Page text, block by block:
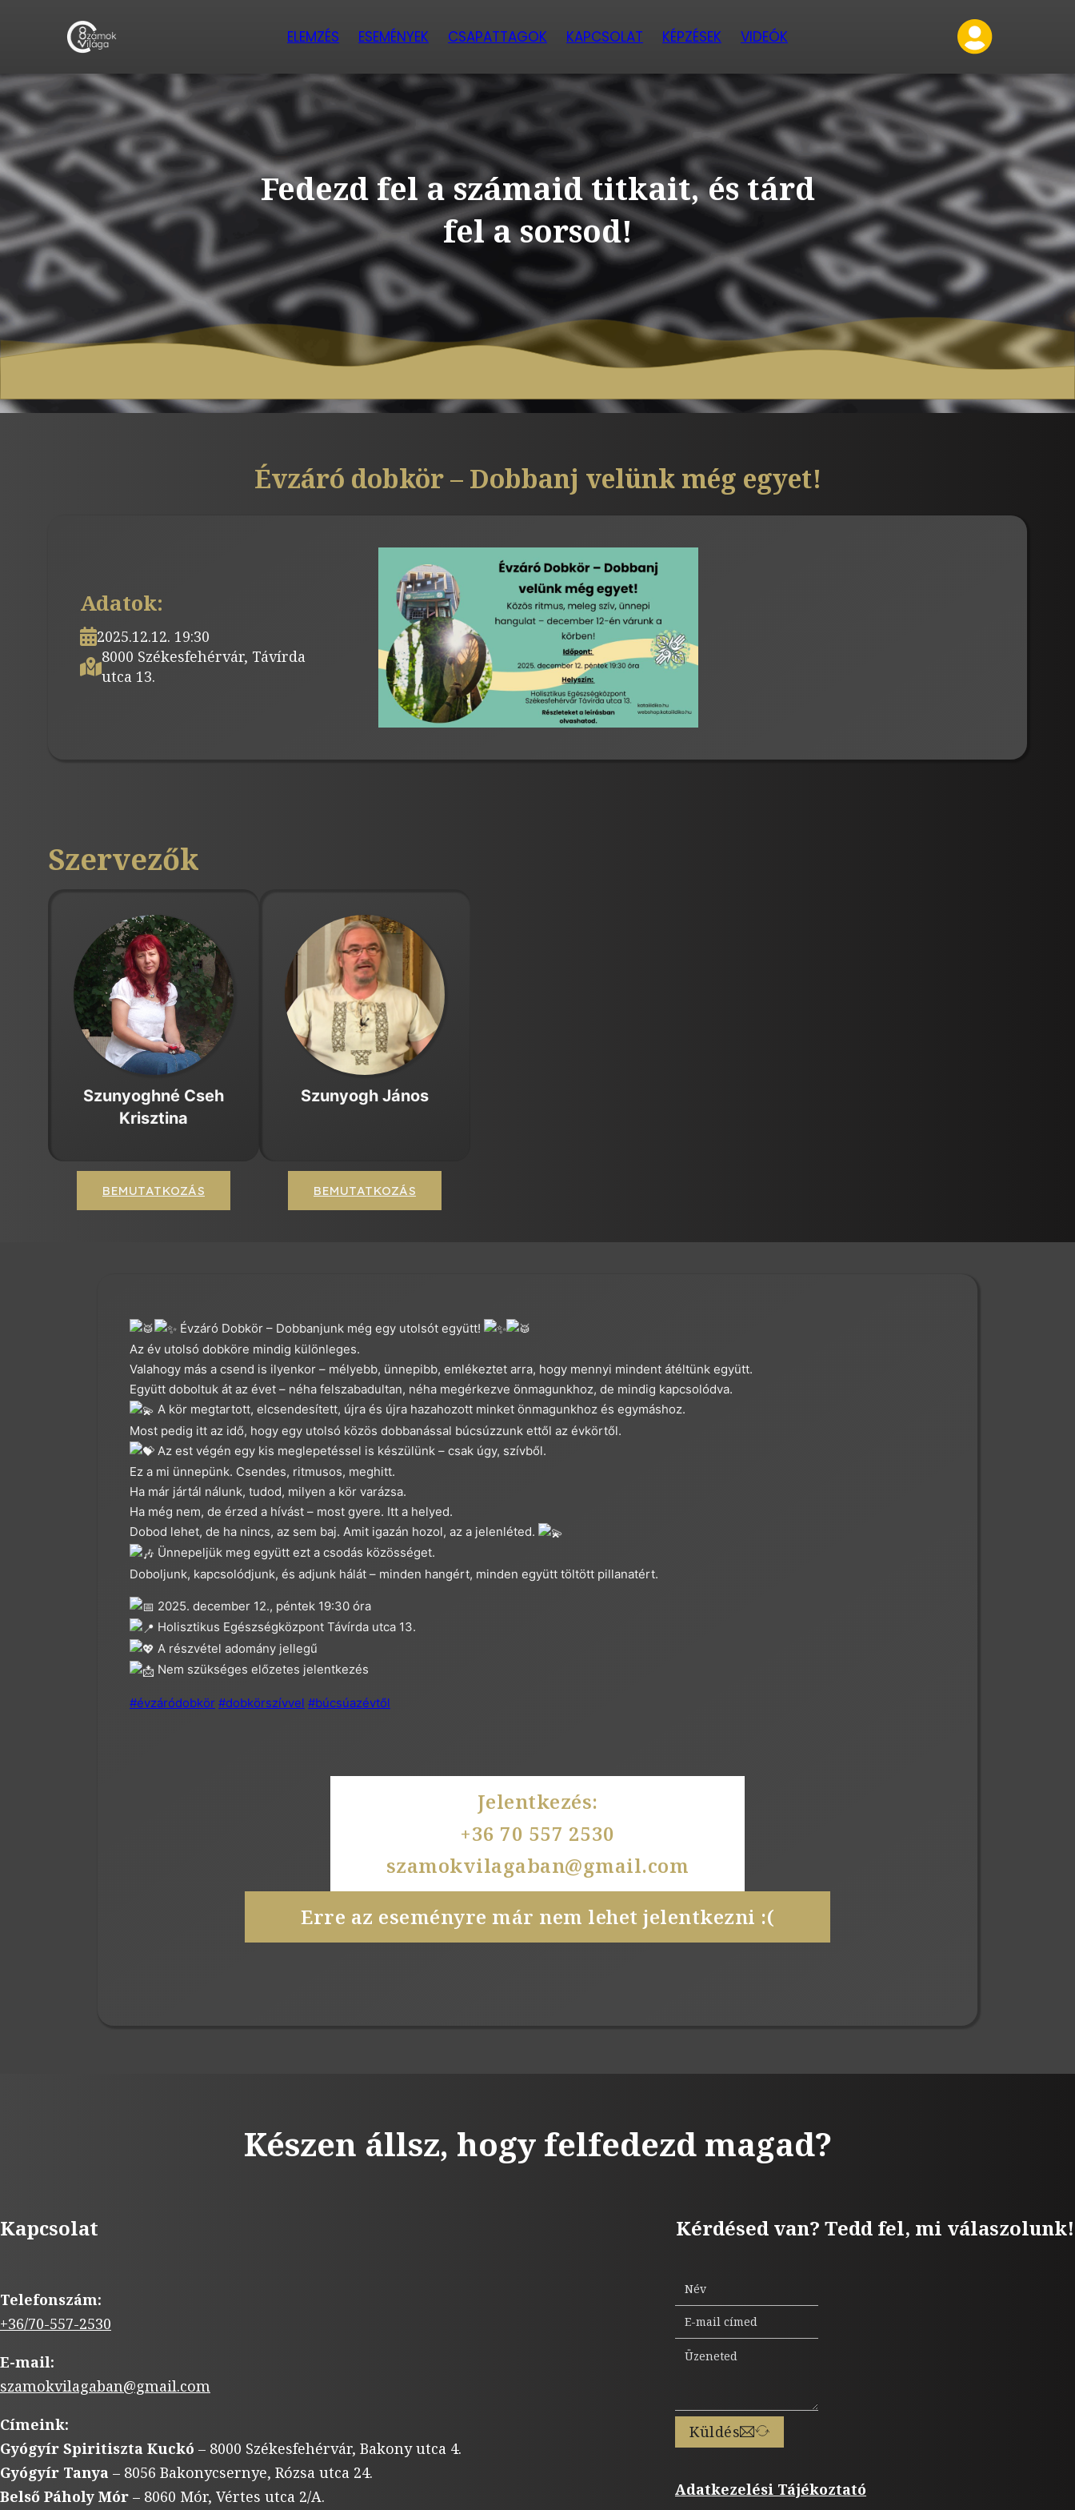
ELEMZÉS ESEMÉNYEK CSAPATTAGOK KAPCSOLAT KÉPZÉSEK VIDEÓK
Fedezd fel a számaid titkait, és tárd
fel a sorsod!
Évzáró dobkör – Dobbanj velünk még egyet!
Adatok:
2025.12.12. 19:30
8000 Székesfehérvár, Távírda
utca 13.
Szervezők
Szunyoghné Cseh
Krisztina
BEMUTATKOZÁS
Szunyogh János
BEMUTATKOZÁS
Évzáró Dobkör – Dobbanjunk még egy utolsót együtt!
Az év utolsó dobköre mindig különleges.
Valahogy más a csend is ilyenkor – mélyebb, ünnepibb, emlékeztet arra, hogy mennyi mindent átéltünk együtt.
Együtt doboltuk át az évet – néha felszabadultan, néha megérkezve önmagunkhoz, de mindig kapcsolódva.
A kör megtartott, elcsendesített, újra és újra hazahozott minket önmagunkhoz és egymáshoz.
Most pedig itt az idő, hogy egy utolsó közös dobbanással búcsúzzunk ettől az évkörtől.
Az est végén egy kis meglepetéssel is készülünk – csak úgy, szívből.
Ez a mi ünnepünk. Csendes, ritmusos, meghitt.
Ha már jártál nálunk, tudod, milyen a kör varázsa.
Ha még nem, de érzed a hívást – most gyere. Itt a helyed.
Dobod lehet, de ha nincs, az sem baj. Amit igazán hozol, az a jelenléted.
Ünnepeljük meg együtt ezt a csodás közösséget.
Doboljunk, kapcsolódjunk, és adjunk hálát – minden hangért, minden együtt töltött pillanatért.
2025. december 12., péntek 19:30 óra
Holisztikus Egészségközpont Távírda utca 13.
A részvétel adomány jellegű
Nem szükséges előzetes jelentkezés
#évzáródobkör #dobkörszívvel #búcsúazévtől
Jelentkezés:
+36 70 557 2530
szamokvilagaban@gmail.com
Erre az eseményre már nem lehet jelentkezni :(
Készen állsz, hogy felfedezd magad?
Kapcsolat
Telefonszám:
+36/70-557-2530
E-mail:
szamokvilagaban@gmail.com
Címeink:
Gyógyír Spiritiszta Kuckó – 8000 Székesfehérvár, Bakony utca 4.
Gyógyír Tanya – 8056 Bakonycsernye, Rózsa utca 24.
Belső Páholy Mór – 8060 Mór, Vértes utca 2/A.
Kérdésed van? Tedd fel, mi válaszolunk!
Küldés
Adatkezelési Tájékoztató